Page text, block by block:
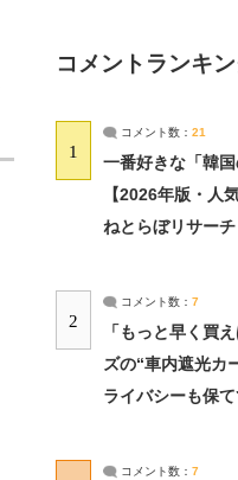
コメントランキ
1
コメント数： 21
一番好きな「韓
【2026年版・人
ねとらぼリサーチ
2
コメント数： 7
「もっと早く買
ズの“車内遮光
ライバシーも保
コメント数： 7